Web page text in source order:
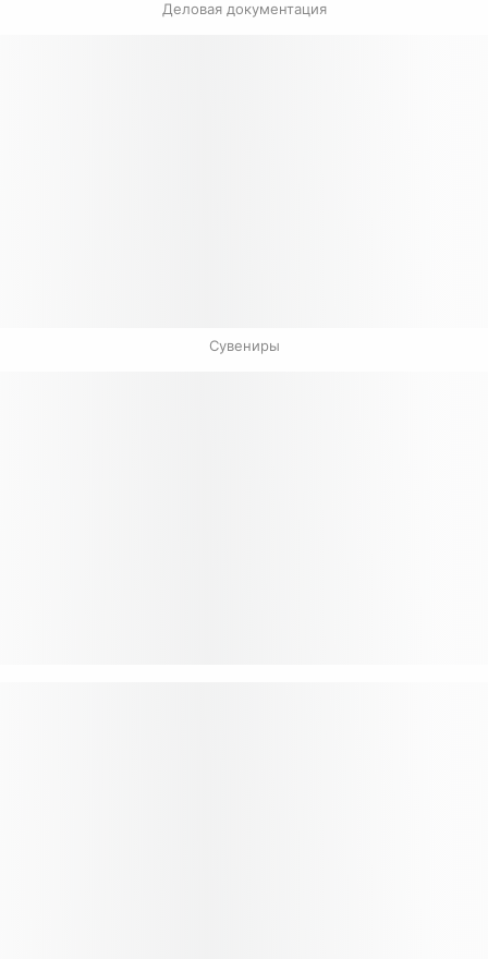
Деловая документация
Сувениры